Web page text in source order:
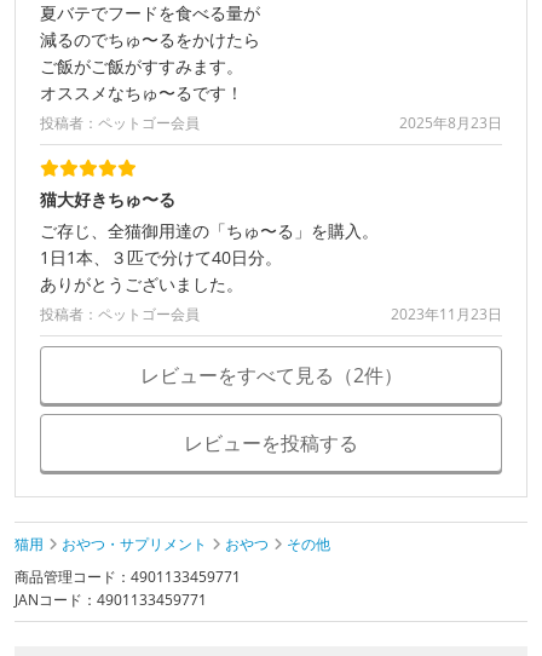
夏バテでフードを食べる量が
減るのでちゅ〜るをかけたら
ご飯がご飯がすすみます。
オススメなちゅ〜るです！
投稿者：ペットゴー会員 2025年8月23日
猫大好きちゅ〜る
ご存じ、全猫御用達の「ちゅ〜る」を購入。
1日1本、３匹で分けて40日分。
ありがとうございました。
投稿者：ペットゴー会員 2023年11月23日
レビューをすべて見る（2件）
レビューを投稿する
猫用 おやつ・サプリメント おやつ
その他
商品管理コード：4901133459771
JANコード：4901133459771